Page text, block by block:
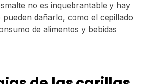
no es inquebrantable y hay
pueden dañarlo, como el cepillado
de alimentos y bebidas